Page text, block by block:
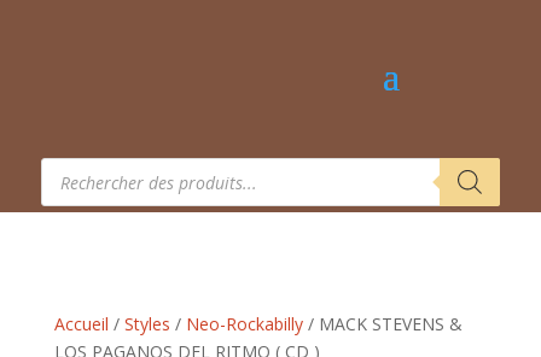
Recherche
produits
Accueil / Styles / Neo-Rockabilly/ MACK STEVENS &
LOS PAGANOS DEL RITMO ( CD )